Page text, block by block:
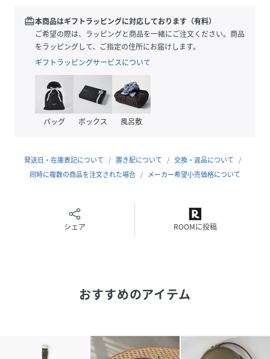
38／40／41 ⇒ 38・40・41 mm のApple Watch に対応
Calmaシリーズのバッグや小物と同じく、イタリアにて鞣し
た革本来のしなやかさを感じられる上質なレザーを使用。
時間をかけて染色することでた落ち着いた彩度を表現。使い
込むほどに美しいエイジングをお楽しみいただけるのが魅
ベルトの裏面には直接肌に触れることを考慮し、フランス製
金属パーツはNeroのみBLACKカラーを、それ以外のカラー
にはSILVERカラーを採用。
清潔な平面 (柔らかい布の上をお勧めします) の上に Apple
Watch の文字盤を下にして置き、Apple Watch取り付けア
本商品は防水ではございませんので、もし水に濡れてしまっ
新しいうちから定期的にクリームを塗ることで汚れ防止や傷
redeem本商品はギフトラッピングに対応しております（有料）
ご希望の際は、ラッピングと商品を一緒にご注文ください。商品
をラッピングして、ご指定の住所にお届けします。
ギフトラッピングサービスについて
バッグ ボックス 風呂敷
発送日・在庫表記について 置き配について
交換・返品について
同時に複数の商品を注文された場合
メーカー希望小売価格について
シェア ROOMに投稿
おすすめのアイテム